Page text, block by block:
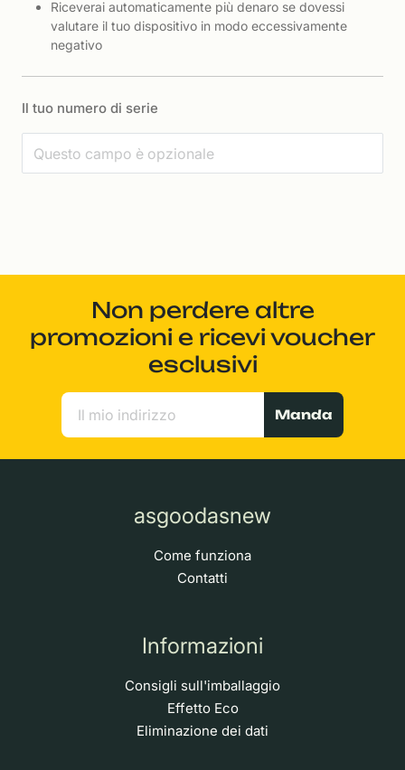
Riceverai automaticamente più denaro se dovessi
valutare il tuo dispositivo in modo eccessivamente
negativo
Il tuo numero di serie
Non perdere altre
promozioni e ricevi voucher
esclusivi
Manda
asgoodasnew
Come funziona
Contatti
Informazioni
Consigli sull'imballaggio
Effetto Eco
Eliminazione dei dati